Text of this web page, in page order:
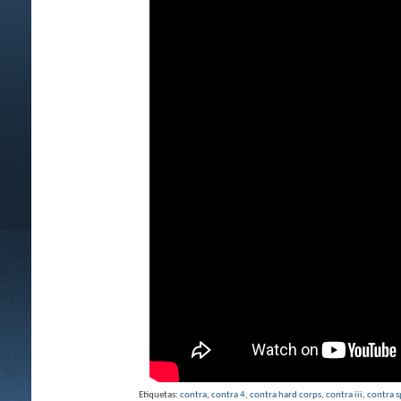
Etiquetas: contra, contra 4, contra hard corps, contra iii, contra